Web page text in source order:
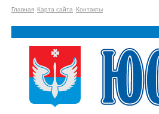
Главная Карта сайта Контакты